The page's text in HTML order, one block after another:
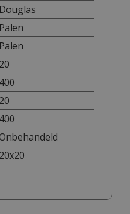
Douglas
Palen
Palen
20
400
20
400
20x20